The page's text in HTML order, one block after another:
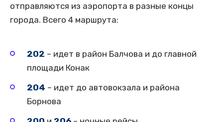
отправляются из аэропорта в разные концы
города. Всего 4 маршрута:
202 – идет в район Балчова и до главной
площади Конак
204 – идет до автовокзала и района
Борнова